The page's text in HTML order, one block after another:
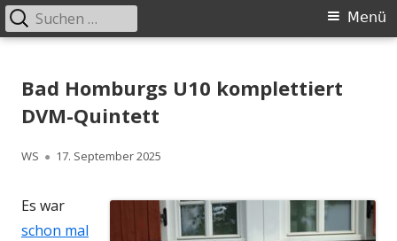
zum
Primäres
Menü
Suchen
nach:
Bad Homburgs U10 komplettiert
DVM-Quintett
Autor
WS
Veröffentlicht
17. September 2025
Es war
schon mal